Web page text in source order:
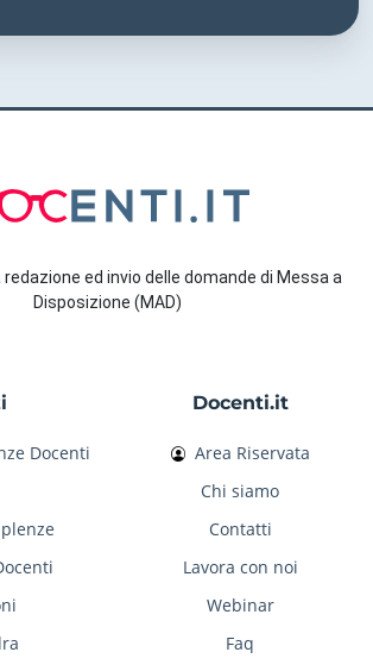
ed invio delle domande di Messa a
Disposizione (MAD)
Docenti
Docenti.it
Area Riservata
Chi siamo
Contatti
Lavora con noi
Webinar
Faq